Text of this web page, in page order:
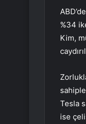
%34
Kim,
Tesla
ise